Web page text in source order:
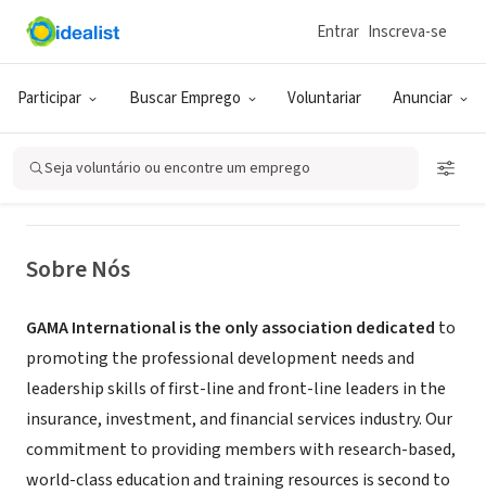
Participar Buscar Emprego Voluntariar Anunciar
Entrar Inscreva-se
Seja voluntário ou encontre um emprego
ONG (SETOR SOCIAL)
GAMA International
Sobre Nós
GAMA International is the only association dedicated to
promoting the professional development needs and
leadership skills of first-line and front-line leaders in the
insurance, investment, and financial services industry. Our
commitment to providing members with research-based,
world-class education and training resources is second to